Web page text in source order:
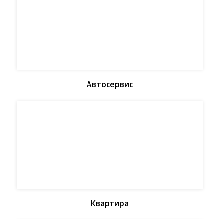
Автосервис
Квартира